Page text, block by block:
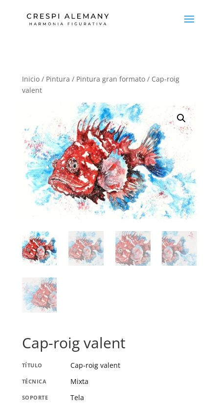
Inicio/ Pintura / Pintura gran formato/ Cap-roig
valent
Cap-roig valent
TÍTULO Cap-roig valent
TÉCNICA Mixta
SOPORTE Tela